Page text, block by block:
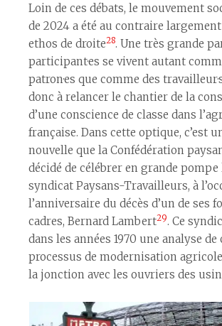
Loin de ces débats, le mouvement
de 2024 a été au contraire largement
ethos de droite28. Une très grande
participant·es se vivent autant
patron·es que comme des
donc à relancer le chantier de la
d’une conscience de classe dans
française. Dans cette optique, c’est
nouvelle que la Confédération
décidé de célébrer en grande pompe
syndicat Paysans-Travailleurs, à
l’anniversaire du décès d’un de ses
cadres, Bernard Lambert29. Ce
dans les années 1970 une analyse de
processus de modernisation
la jonction avec les ouvriers des